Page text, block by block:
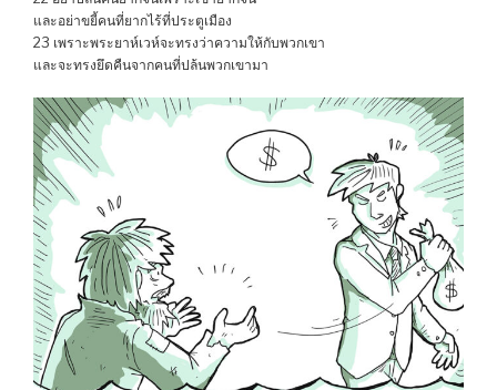
และอย่าขยี้คนที่ยากไร้ที่ประตูเมือง
23 เพราะพระยาห์เวห์จะทรงว่าความให้กับพวกเขา
และจะทรงยึดคืนจากคนที่ปล้นพวกเขามา